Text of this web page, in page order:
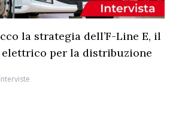
la strategia dell’F-Line E, il
per la distribuzione
Interviste